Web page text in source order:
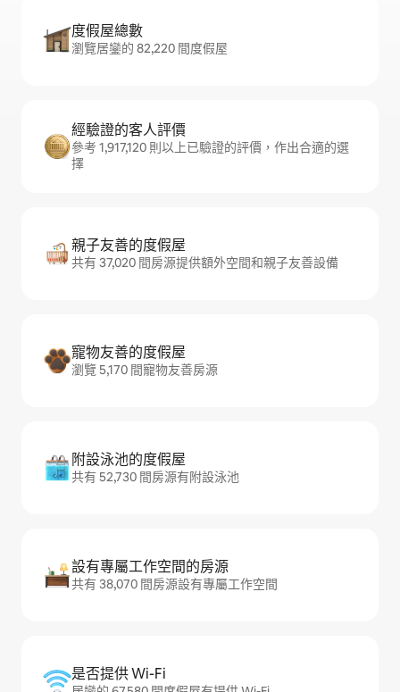
度假屋總數
瀏覽居鑾的 82,220 間度假屋
經驗證的客人評價
參考 1,917,120 則以上已驗證的評價，作出合適的選
擇
親子友善的度假屋
共有 37,020 間房源提供額外空間和親子友善設備
寵物友善的度假屋
瀏覽 5,170 間寵物友善房源
附設泳池的度假屋
共有 52,730 間房源有附設泳池
設有專屬工作空間的房源
共有 38,070 間房源設有專屬工作空間
是否提供 Wi-Fi